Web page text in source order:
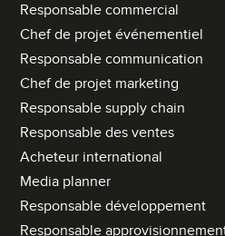
Responsable commercial
Chef de projet événementiel
Responsable communication
Chef de projet marketing
Responsable supply chain
Responsable des ventes
Acheteur international
Media planner
Responsable développement
Responsable